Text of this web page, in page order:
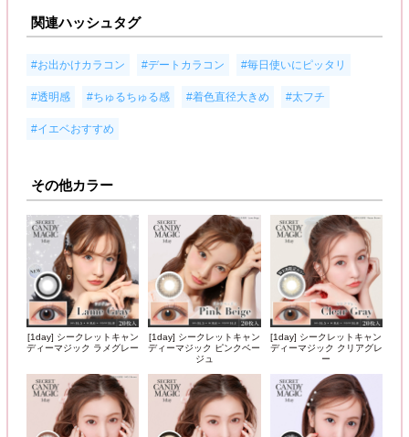
関連ハッシュタグ
#お出かけカラコン #デートカラコン #毎日使いにピッタリ
#透明感 #ちゅるちゅる感 #着色直径大きめ #太フチ
#イエベおすすめ
その他カラー
[1day] シークレットキャン
ディーマジック ラメグレー
[1day] シークレットキャン
ディーマジック ピンクベー
ジュ
[1day] シークレットキャン
ディーマジック クリアグレ
ー